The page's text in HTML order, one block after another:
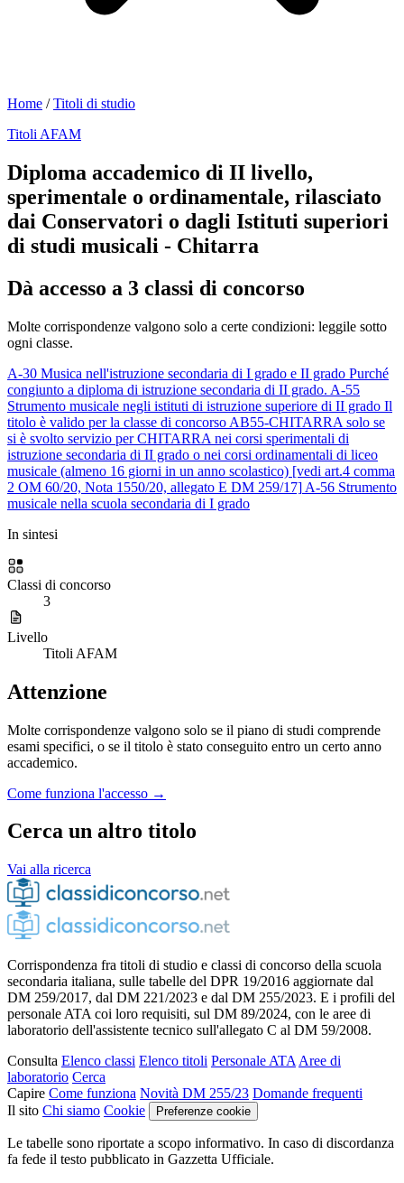
Home /Titoli di studio
Titoli AFAM
Diploma accademico di II livello,
sperimentale o ordinamentale, rilasciato
dai Conservatori o dagli Istituti superiori
di studi musicali - Chitarra
Dà accesso a 3 classi di concorso
Molte corrispondenze valgono solo a certe condizioni: leggile sotto
ogni classe.
A-30 Musica nell'istruzione secondaria di I grado e II grado Purché
congiunto a diploma di istruzione secondaria di II grado. A-55
Strumento musicale negli istituti di istruzione superiore di II grado Il
titolo è valido per la classe di concorso AB55-CHITARRA solo se
si è svolto servizio per CHITARRA nei corsi sperimentali di
istruzione secondaria di II grado o nei corsi ordinamentali di liceo
musicale (almeno 16 giorni in un anno scolastico) [vedi art.4 comma
2 OM 60/20, Nota 1550/20, allegato E DM 259/17] A-56 Strumento
musicale nella scuola secondaria di I grado
In sintesi
Classi di concorso
3
Livello
Titoli AFAM
Attenzione
Molte corrispondenze valgono solo se il piano di studi comprende
esami specifici, o se il titolo è stato conseguito entro un certo anno
accademico.
Come funziona l'accesso →
Cerca un altro titolo
Vai alla ricerca
Corrispondenza fra titoli di studio e classi di concorso della scuola
secondaria italiana, sulle tabelle del DPR 19/2016 aggiornate dal
DM 259/2017, dal DM 221/2023 e dal DM 255/2023. E i profili del
personale ATA coi loro requisiti, sul DM 89/2024, con le aree di
laboratorio dell'assistente tecnico sull'allegato C al DM 59/2008.
Consulta Elenco classi Elenco titoli Personale ATA Aree di
laboratorio Cerca
Capire Come funziona Novità DM 255/23 Domande frequenti
Il sito Chi siamo Cookie Preferenze cookie
Le tabelle sono riportate a scopo informativo. In caso di discordanza
fa fede il testo pubblicato in Gazzetta Ufficiale.